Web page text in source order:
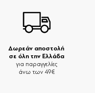
Δωρεάν αποστολή
σε όλη την Ελλάδα
για παραγγελίες
άνω των 49€